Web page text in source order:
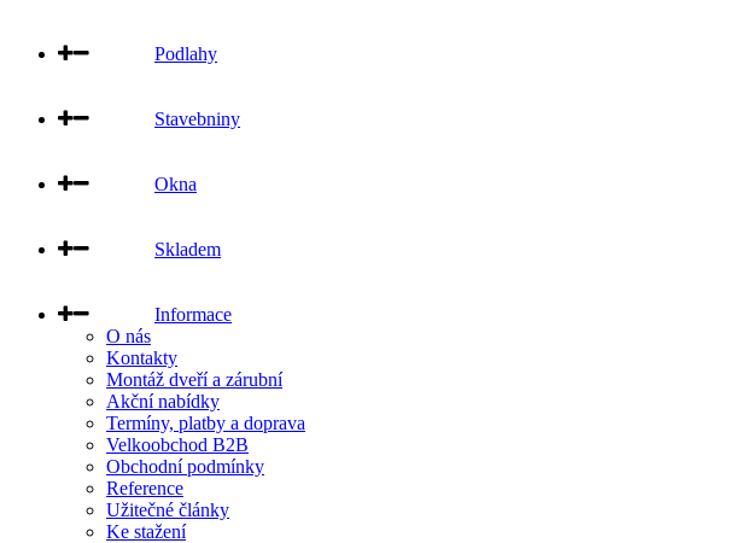
Podlahy
Stavebniny
Okna
Skladem
Informace
O nás
Kontakty
Montáž dveří a zárubní
Akční nabídky
Termíny, platby a doprava
Velkoobchod B2B
Obchodní podmínky
Reference
Užitečné články
Ke stažení